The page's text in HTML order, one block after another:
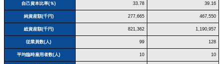
自己資本比率(％) 33.78 39.16
純資産額(千円) 277,665 467,550
総資産額(千円) 821,362 1,190,957
従業員数(人) 99 128
平均臨時雇用者数(人) 10 10